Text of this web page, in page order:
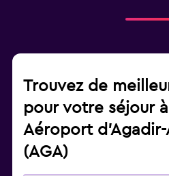
Trouvez de
pour votre séjour
Aéroport d'Agadir-
(AGA)